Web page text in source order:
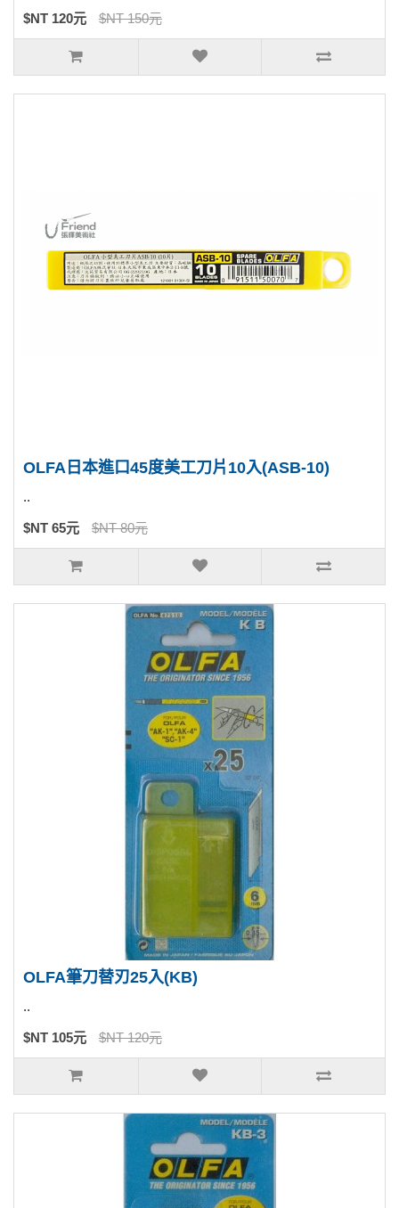
$NT 120元 $NT 150元
OLFA日本進口45度美工刀片10入(ASB-10)
..
$NT 65元 $NT 80元
OLFA筆刀替刃25入(KB)
..
$NT 105元 $NT 120元